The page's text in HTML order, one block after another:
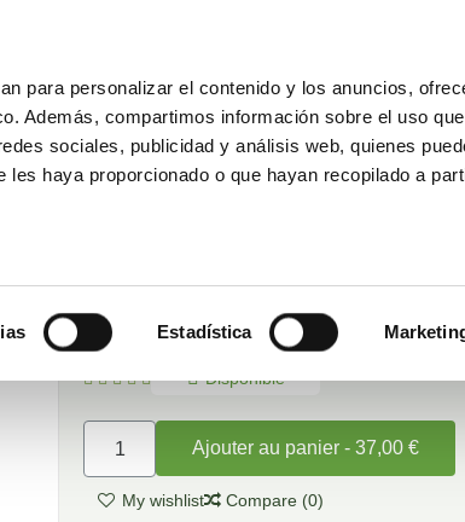
para personalizar el contenido y los anuncios,
Además, compartimos información sobre el uso
sociales, publicidad y análisis web, quienes
les haya proporcionado o que hayan recopilado a
Estadística
Réserver une visite DAKAR FOR LIFE
Accueil Soins du visage Vital Mask - Soin de la
Vital Mask - Soin de
     Disponible
Ajouter au panier - 37,00 €
My wishlist Compare (0)